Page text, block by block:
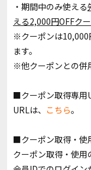
・期間中のみ使える
える2,000円OFFク
※クーポンは10,000
ます。
※他クーポンとの併
■クーポン取得専用
URLは、 こちら。
■クーポン取得・使
クーポン取得・使